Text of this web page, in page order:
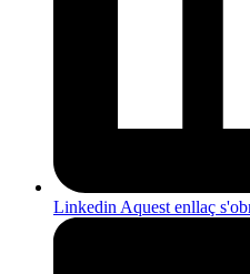
Linkedin Aquest enllaç